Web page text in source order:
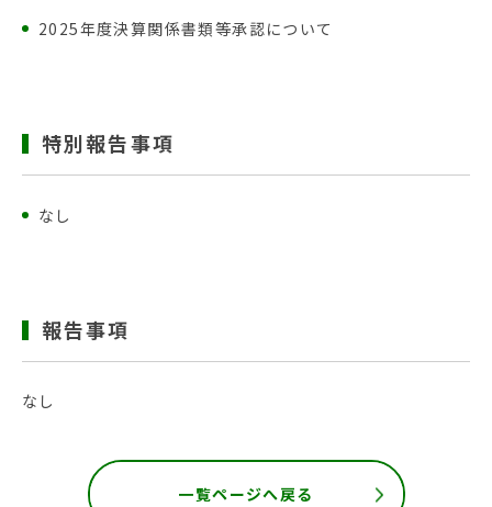
2025年度決算関係書類等承認について
特別報告事項
なし
報告事項
なし
一覧ページへ戻る